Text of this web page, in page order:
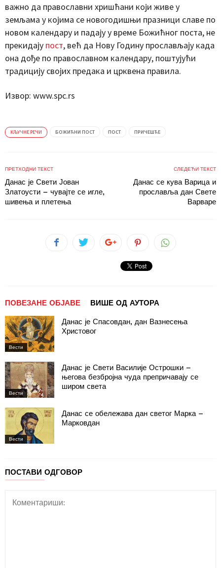
важно да православни хришћани који живе у
земљама у којима се новогодишњи празници славе по
новом календару и падају у време Божићног поста, не
прекидају пост, већ да Нову Годину прослављају када
она дође по православном календару, поштујући
традицију својих предака и црквена правила.
Извор: www.spc.rs
КЉУЧНЕ РЕЧИ БОЖИЋНИ ПОСТ ПОСТ ПРИЧЕШЋЕ
ПРЕТХОДНИ ТЕКСТ
Данас је Свети Јован
Златоусти – чувајте се игле,
шивења и плетења
СЛЕДЕЋИ ТЕКСТ
Данас се кува Варица и
прославља дан Свете
Варваре
ПОВЕЗАНЕ ОБЈАВЕ ВИШЕ ОД АУТОРА
Вести
Данас је Спасовдан, дан Вазнесења
Христовог
Вести
Данас је Свети Василије Острошки –
његова безбројна чуда препричавају се
широм света
Вести
Данас се обележава дан светог Марка –
Марковдан
ПОСТАВИ ОДГОВОР